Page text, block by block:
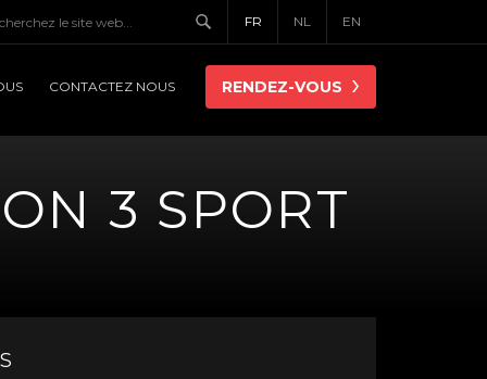
FR NL EN
CONTACTEZ NOUS RENDEZ-VOUS
3 SPORT